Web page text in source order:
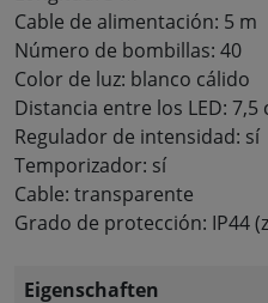
Cable de alimentación: 5 m
Número de bombillas: 40
Color de luz: blanco cálido
Distancia entre los LED: 7,5
Regulador de intensidad: sí
Temporizador: sí
Cable: transparente
Grado de protección: IP44
Eigenschaften